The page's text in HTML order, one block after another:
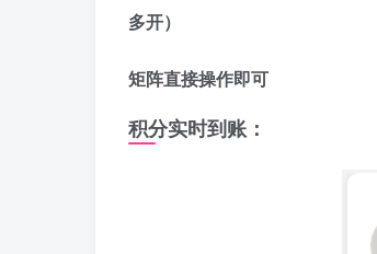
多开）
矩阵直接操作即可
积分实时到账 ：